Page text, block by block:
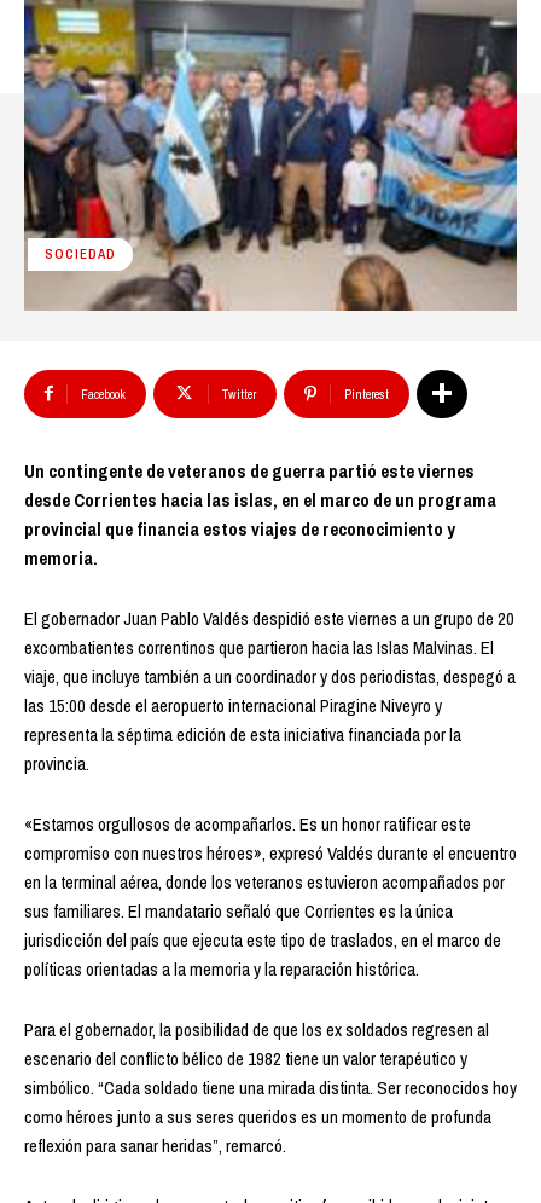
SOCIEDAD
Facebook Twitter Pinterest
Un contingente de veteranos de guerra partió este viernes
desde Corrientes hacia las islas, en el marco de un programa
provincial que financia estos viajes de reconocimiento y
memoria.
El gobernador Juan Pablo Valdés despidió este viernes a un grupo de 20
excombatientes correntinos que partieron hacia las Islas Malvinas. El
viaje, que incluye también a un coordinador y dos periodistas, despegó a
las 15:00 desde el aeropuerto internacional Piragine Niveyro y
representa la séptima edición de esta iniciativa financiada por la
provincia.
«Estamos orgullosos de acompañarlos. Es un honor ratificar este
compromiso con nuestros héroes», expresó Valdés durante el encuentro
en la terminal aérea, donde los veteranos estuvieron acompañados por
sus familiares. El mandatario señaló que Corrientes es la única
jurisdicción del país que ejecuta este tipo de traslados, en el marco de
políticas orientadas a la memoria y la reparación histórica.
Para el gobernador, la posibilidad de que los ex soldados regresen al
escenario del conflicto bélico de 1982 tiene un valor terapéutico y
simbólico. “Cada soldado tiene una mirada distinta. Ser reconocidos hoy
como héroes junto a sus seres queridos es un momento de profunda
reflexión para sanar heridas”, remarcó.